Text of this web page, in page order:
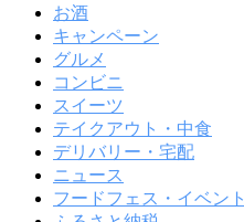
お酒
キャンペーン
グルメ
コンビニ
スイーツ
テイクアウト・中食
デリバリー・宅配
ニュース
フードフェス・イベント